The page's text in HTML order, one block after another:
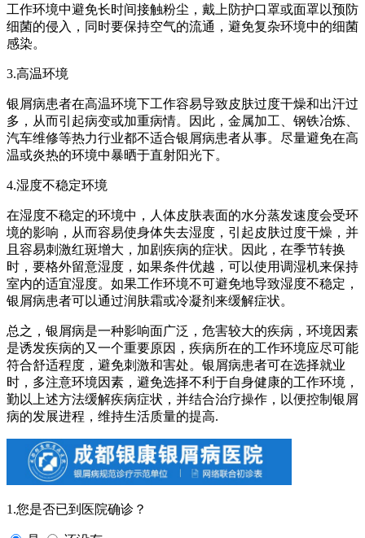
工作环境中避免长时间接触粉尘，戴上防护口罩或面罩以预防
细菌的侵入，同时要保持空气的流通，避免复杂环境中的细菌
感染。
3.高温环境
银屑病患者在高温环境下工作容易导致皮肤过度干燥和出汗过
多，从而引起病变或加重病情。因此，金属加工、钢铁冶炼、
汽车维修等热力行业都不适合银屑病患者从事。尽量避免在高
温或炎热的环境中暴晒于直射阳光下。
4.湿度不稳定环境
在湿度不稳定的环境中，人体皮肤表面的水分蒸发速度会受环
境的影响，从而容易使身体失去湿度，引起皮肤过度干燥，并
且容易刺激红斑增大，加剧疾病的症状。因此，在季节转换
时，要格外留意湿度，如果条件优越，可以使用调湿机来保持
室内的适宜湿度。如果工作环境不可避免地导致湿度不稳定，
银屑病患者可以通过润肤霜或冷凝剂来缓解症状。
总之，银屑病是一种影响面广泛，危害较大的疾病，环境因素
是诱发疾病的又一个重要原因，疾病所在的工作环境应尽可能
符合舒适程度，避免刺激和害处。银屑病患者可在选择就业
时，多注意环境因素，避免选择不利于自身健康的工作环境，
勤以上述方法缓解疾病症状，并结合治疗操作，以便控制银屑
病的发展进程，维持生活质量的提高.
1.您是否已到医院确诊？